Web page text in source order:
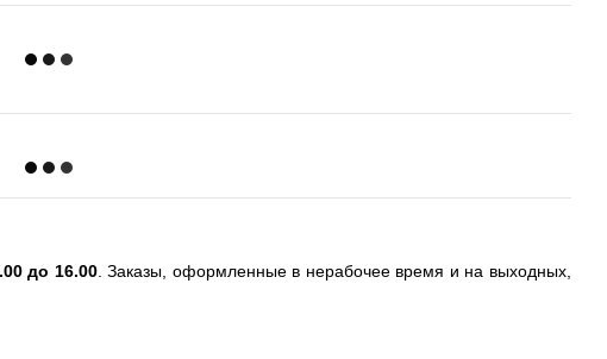
до 16.00. Заказы, оформленные в нерабочее время и на выходных,